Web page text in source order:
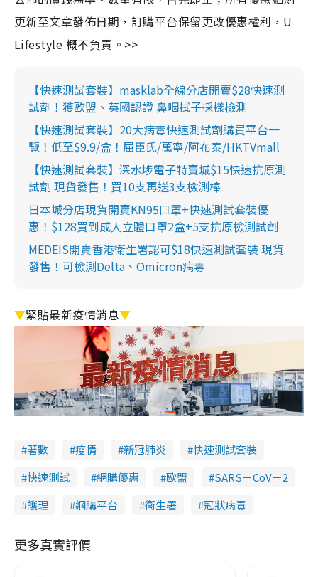
更新至文章發佈日期，訂購平台保留更改優惠權利，U
Lifestyle 概不負責。>>
【快速測試套裝】masklab全線分店開賣$28快速測
試劑！獲歐盟、英國認證 鼻咽拭子採樣檢測
【快速測試套裝】20大病毒快速測試劑購買平台一
覽！低至$9.9/盒！屈臣氏/萬寧/阿布泰/HKTVmall
【快速測試套裝】深水埗電子特賣城$15快速抗原測
試劑 現貨發售！買10支再送3支檢測棒
日本城分店現貨開賣KN95口罩+快速測試套裝優
惠！$128買到成人立體口罩2盒+5支抗原檢測試劑
MEDEIS開賣香港衛生署認可$18快速測試套裝 現貨
發售！可檢測Delta、Omicron病毒
▼緊貼最新疫情消息▼
著數 疫情 新冠肺炎
快速測試套裝
快速測試
網購優惠 歐盟
SARS－CoV－2
護理
網購平台 衞生署 冠狀病毒
更多真實評價